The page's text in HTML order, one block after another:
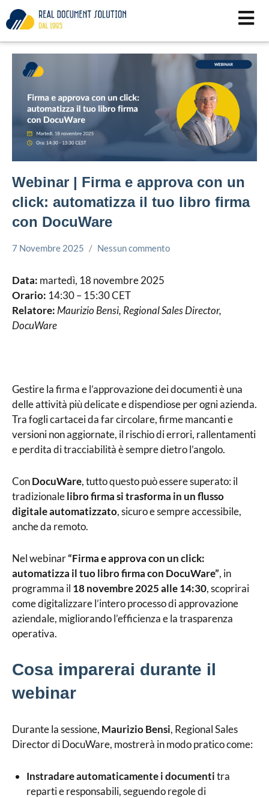
al
Webinar | Firma e approva con un
click: automatizza il tuo libro firma
con DocuWare
7 Novembre 2025
Simone
Nessun commento
Data: martedì, 18 novembre 2025
Orario: 14:30 – 15:30 CET
Relatore: Maurizio Bensi, Regional Sales Director,
DocuWare
Gestire la firma e l’approvazione dei documenti è una
delle attività più delicate e dispendiose per ogni azienda.
Tra fogli cartacei da far circolare, firme mancanti e
versioni non aggiornate, il rischio di errori, rallentamenti
e perdita di tracciabilità è sempre dietro l’angolo.
ConDocuWare, tutto questo può essere superato: il
tradizionalelibro firma si trasforma in un flusso
digitale automatizzato, sicuro e sempre accessibile,
anche da remoto.
Nel webinar“Firma e approva con un click:
automatizza il tuo libro firma con DocuWare”, in
programma il 18 novembre 2025 alle 14:30, scoprirai
come digitalizzare l’intero processo di approvazione
aziendale, migliorando l’efficienza e la trasparenza
operativa.
Cosa imparerai durante il
webinar
Durante la sessione, Maurizio Bensi, Regional Sales
Director di DocuWare, mostrerà in modo pratico come:
Instradare automaticamente i documentitra
reparti e responsabili, seguendo regole di